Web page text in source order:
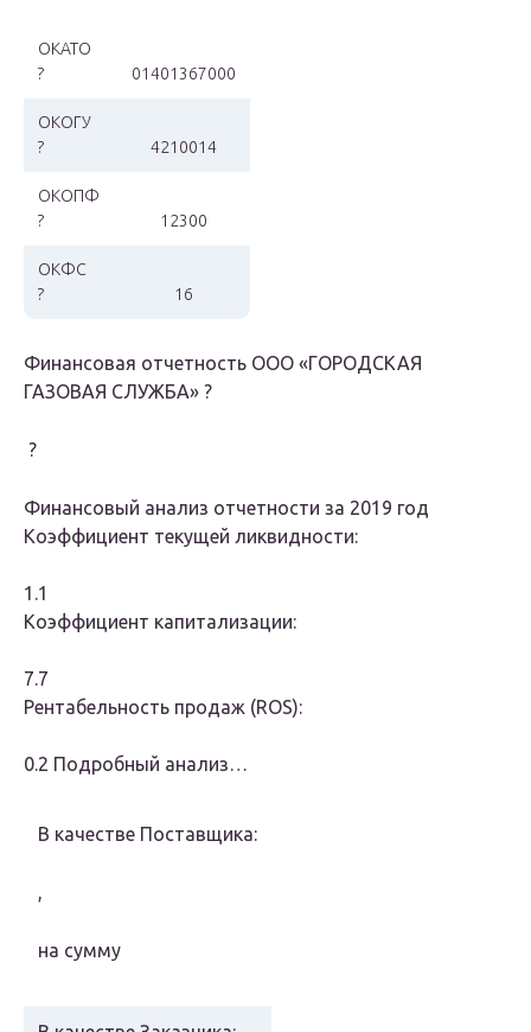
ОКАТО
?
01401367000
ОКОГУ
?
4210014
ОКОПФ
?
12300
ОКФС
?
16
Финансовая отчетность ООО «ГОРОДСКАЯ
ГАЗОВАЯ СЛУЖБА» ?
?
Финансовый анализ отчетности за 2019 год
Коэффициент текущей ликвидности:
1.1
Коэффициент капитализации:
7.7
Рентабельность продаж (ROS):
0.2 Подробный анализ…
В качестве Поставщика:
,
на сумму